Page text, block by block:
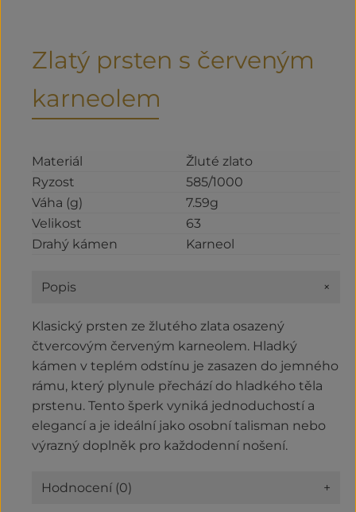
Zlatý prsten s červeným
karneolem
Materiál
Žluté zlato
Ryzost
585/1000
Váha (g)
7.59g
Velikost
63
Drahý kámen
Karneol
Popis +
Klasický prsten ze žlutého zlata osazený
čtvercovým červeným karneolem. Hladký
kámen v teplém odstínu je zasazen do jemného
rámu, který plynule přechází do hladkého těla
prstenu. Tento šperk vyniká jednoduchostí a
elegancí a je ideální jako osobní talisman nebo
výrazný doplněk pro každodenní nošení.
Hodnocení (0) +